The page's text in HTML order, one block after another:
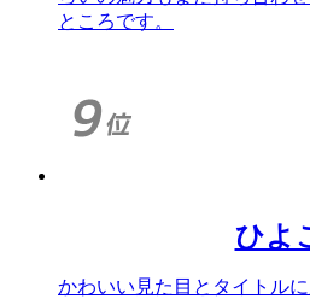
ところです。
ひよ
かわいい見た目とタイトル